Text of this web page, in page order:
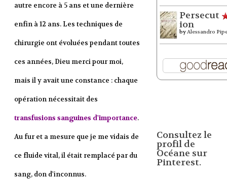
autre encore à 5 ans et une dernière
enfin à 12 ans. Les techniques de
chirurgie ont évoluées pendant toutes
ces années, Dieu merci pour moi,
mais il y avait une constance : chaque
opération nécessitait des
transfusions sanguines d'importance.
Au fur et a mesure que je me vidais de
ce fluide vital, il était remplacé par du
sang, don d'inconnus.
Persecut
ion
byAlessandro
Consultez le
profil de
Océane sur
Pinterest.